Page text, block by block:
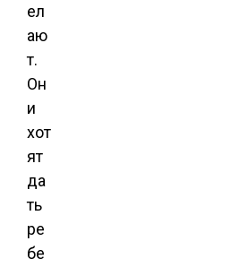
ел
аю
т.
Он
и
хот
ят
да
ть
ре
бе